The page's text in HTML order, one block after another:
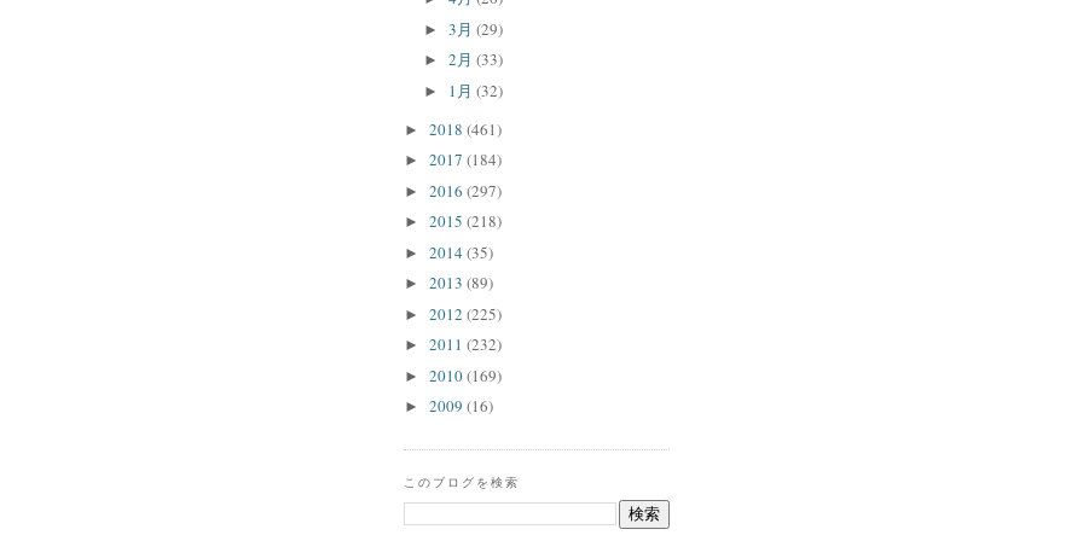
► 3月 (29)
► 2月 (33)
► 1月 (32)
► 2018 (461)
► 2017 (184)
► 2016 (297)
► 2015 (218)
► 2014 (35)
► 2013 (89)
► 2012 (225)
► 2011 (232)
► 2010(169)
► 2009 (16)
このブログを検索